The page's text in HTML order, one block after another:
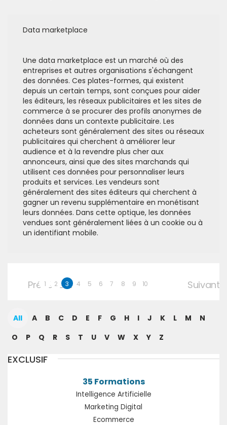
Data marketplace
Une data marketplace est un marché où des
entreprises et autres organisations s'échangent
des données. Ces plates-formes, qui existent
depuis un certain temps, sont conçues pour aider
les éditeurs, les réseaux publicitaires et les sites de
commerce à se procurer des profils anonymes de
données dans un contexte publicitaire. Les
acheteurs sont généralement des sites ou réseaux
publicitaires qui cherchent à améliorer leur
audience et à la revendre plus cher aux
annonceurs, ainsi que des sites marchands qui
utilisent ces données pour personnaliser leurs
produits et services. Les vendeurs sont
généralement des sites éditeurs qui cherchent à
gagner un revenu supplémentaire en monétisant
leurs données. Dans cette optique, les données
vendues sont généralement liées à un cookie ou à
un identifiant mobile.
Précédent
1 2 3 4 5 6 7 8 9 10 Suivant
All A B C D E F G H I J K L M
N
O
P Q R S T U V W X Y Z
EXCLUSIF
35 Formations
Intelligence Artificielle
Marketing Digital
Ecommerce